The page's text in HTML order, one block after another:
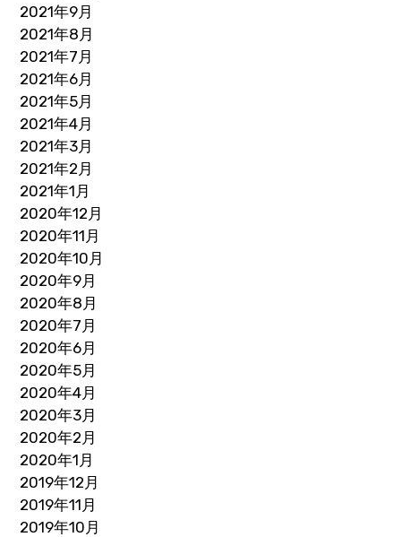
2021年9月
2021年8月
2021年7月
2021年6月
2021年5月
2021年4月
2021年3月
2021年2月
2021年1月
2020年12月
2020年11月
2020年10月
2020年9月
2020年8月
2020年7月
2020年6月
2020年5月
2020年4月
2020年3月
2020年2月
2020年1月
2019年12月
2019年11月
2019年10月